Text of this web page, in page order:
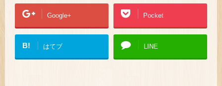
Google+ Pocket
B! はてブ LINE